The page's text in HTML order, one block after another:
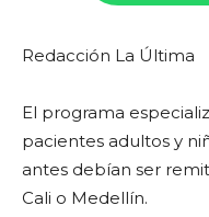
Redacción La Última
El programa
pacientes adultos y
antes debían ser
Cali o Medellín.